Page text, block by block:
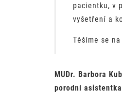
pacientku, v
vyšetření a
Těšíme se
MUDr. Barbora
porodní